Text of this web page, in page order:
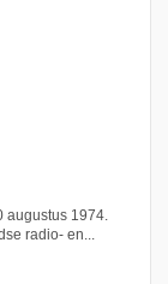
augustus 1974.
radio- en...